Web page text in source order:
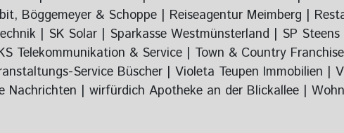
Böggemeyer & Schoppe | Reiseagentur Meimberg |
| SK Solar | Sparkasse Westmünsterland | SP
Telekommunikation & Service | Town & Country
Service Büscher | Violeta Teupen Immobilien |
Nachrichten | wirfürdich Apotheke an der Blickallee |